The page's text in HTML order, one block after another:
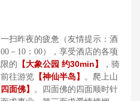
扫昨夜的疲惫（友情提示：酒
－10：00），享受酒店的各项
的 【大象公园 约30min】
，骑
往游览 【神仙半岛】
。爬上山
四面佛】 。 四面佛的四面顺时针